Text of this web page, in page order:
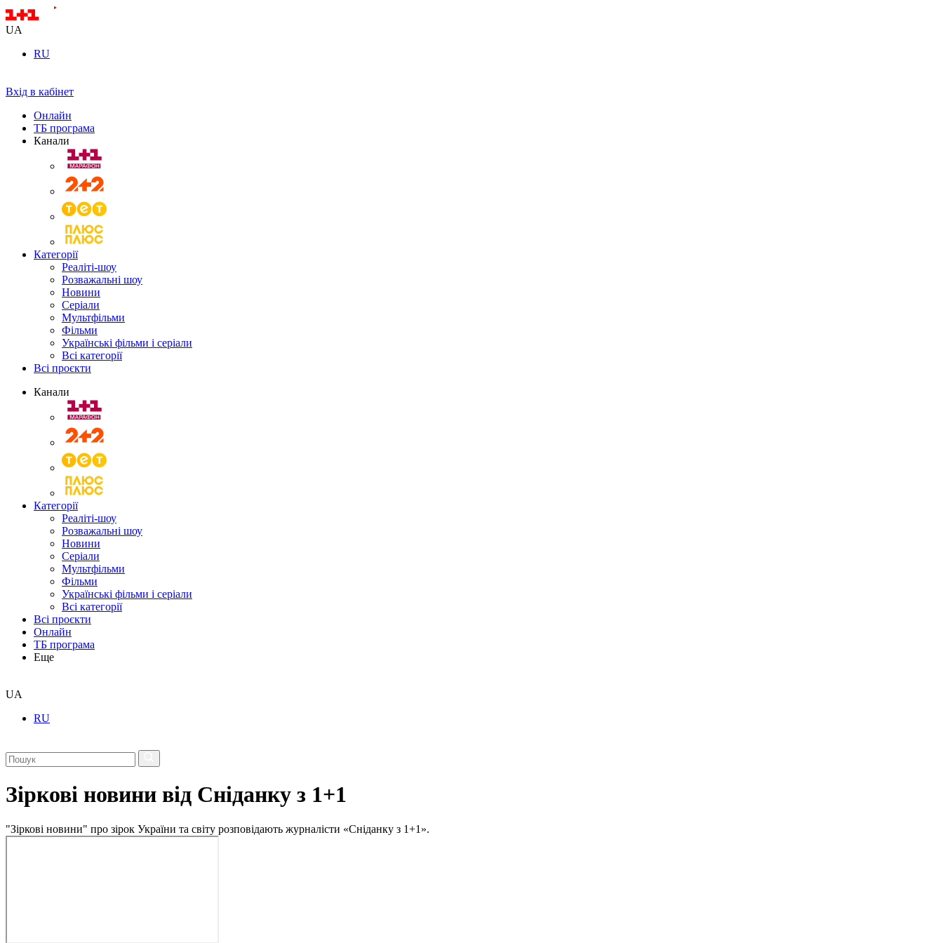
UA
RU
Вхід в кабінет
Онлайн
ТБ програма
Канали
Категорії
Реаліті-шоу
Розважальні шоу
Новини
Серіали
Мультфільми
Фільми
Українські фільми і серіали
Всі категорії
Всі проєкти
Канали
Категорії
Реаліті-шоу
Розважальні шоу
Новини
Серіали
Мультфільми
Фільми
Українські фільми і серіали
Всі категорії
Всі проєкти
Онлайн
ТБ програма
Еще
UA
RU
Зіркові новини від Сніданку з 1+1
"Зіркові новини" про зірок України та світу розповідають журналісти «Сніданку з 1+1».